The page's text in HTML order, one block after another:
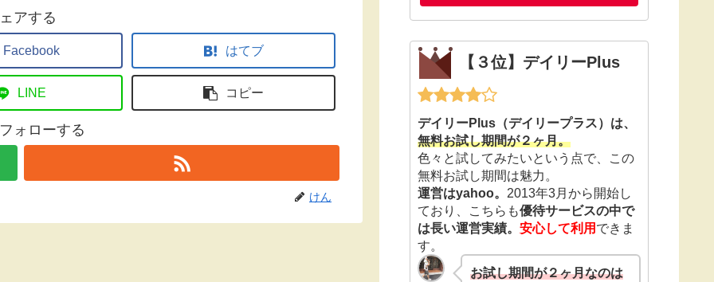
アする
Facebook はてブ
LINE コピー
ォローする
けん
【３位】デイリーPlus
デイリーPlus（デイリープラス）は、
無料お試し期間が２ヶ月。
色々と試してみたいという点で、この
無料お試し期間は魅力。
運営はyahoo。 2013年3月から開始し
ており、こちらも優待サービスの中で
は長い運営実績。 安心して利用 できま
す。
お試し期間が２ヶ月なのは